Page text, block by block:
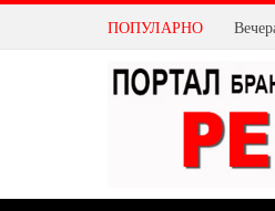
ПОПУЛАРНО